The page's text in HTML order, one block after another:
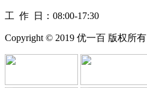
工作 日：08:00-17:30
Copyright © 2019 优一百 版权所有